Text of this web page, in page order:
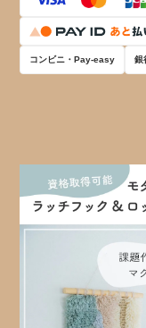
コンビニ・Pay-easy 銀